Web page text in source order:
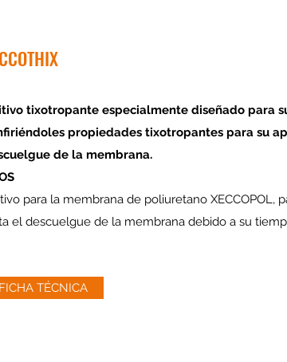
tixotropante especialmente diseñado para
propiedades tixotropantes para su
de la membrana.
para la membrana de poliuretano XECCOPOL,
el descuelgue de la membrana debido a su
FICHA TÉCNICA